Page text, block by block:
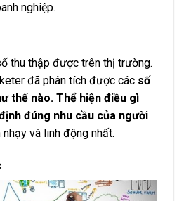
nghiệp.
thu thập được trên thị trường.
đã phân tích được các số
thế nào. Thể hiện điều gì
đúng nhu cầu của người
nhạy và linh động nhất.